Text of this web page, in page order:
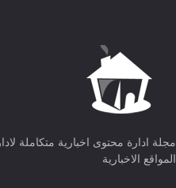
مجلة ادارة محتوى اخبارية متكاملة
المواقع الاخبارية